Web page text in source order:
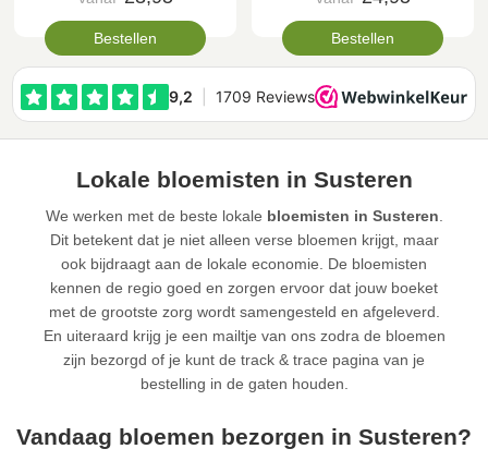
Bestellen Bestellen
Lokale bloemisten in Susteren
We werken met de beste lokale bloemisten in Susteren
Dit betekent dat je niet alleen verse bloemen krijgt, maar
ook bijdraagt aan de lokale economie. De bloemisten
kennen de regio goed en zorgen ervoor dat jouw boeket
met de grootste zorg wordt samengesteld en afgeleverd.
En uiteraard krijg je een mailtje van ons zodra de bloemen
zijn bezorgd of je kunt de track & trace pagina van je
bestelling in de gaten houden.
Vandaag bloemen bezorgen in Susteren?